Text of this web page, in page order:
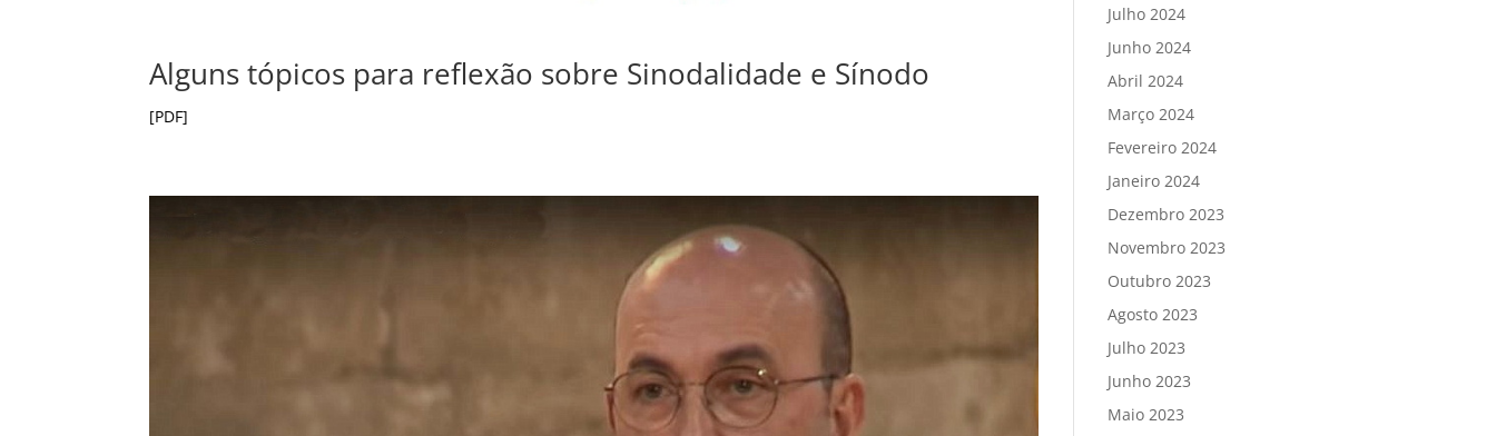
Alguns tópicos para reflexão sobre Sinodalidade e Sínodo
[PDF]
Julho 2024
Junho 2024
Abril 2024
Março 2024
Fevereiro 2024
Janeiro 2024
Dezembro 2023
Novembro 2023
Outubro 2023
Agosto 2023
Julho 2023
Junho 2023
Maio 2023